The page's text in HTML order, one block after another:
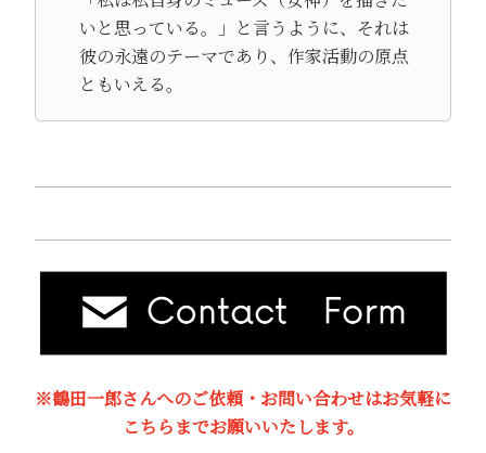
いと思っている。」と言うように、それは
彼の永遠のテーマであり、作家活動の原点
ともいえる。
※鶴田一郎さんへのご依頼・お問い合わせはお気軽に
こちらまでお願いいたします。